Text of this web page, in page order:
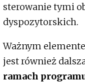
sterowanie tymi
dyspozytorskich.
Ważnym
jest również
ramach